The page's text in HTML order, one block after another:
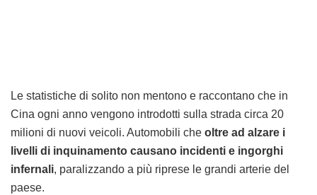
Le statistiche di solito non mentono e raccontano che in
Cina ogni anno vengono introdotti sulla strada circa 20
milioni di nuovi veicoli. Automobili che oltre ad alzare i
livelli di inquinamento causano incidenti e ingorghi
infernali, paralizzando a più riprese le grandi arterie del
paese.